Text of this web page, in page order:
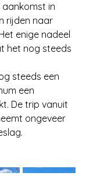
aankomst in
rijden naar
enige nadeel
het nog steeds
steeds een
een
De trip vanuit
ongeveer